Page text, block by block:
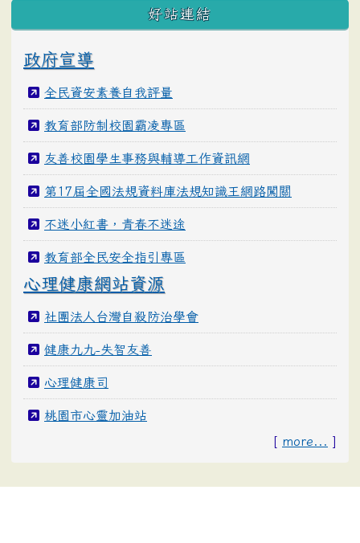
好站連結
政府宣導
全民資安素養自我評量
教育部防制校園霸凌專區
友善校園學生事務與輔導工作資訊網
第17屆全國法規資料庫法規知識王網路闖關
不迷小紅書，青春不迷途
教育部全民安全指引專區
心理健康網站資源
社團法人台灣自殺防治學會
健康九九-失智友善
心理健康司
桃園市心靈加油站
[ more... ]